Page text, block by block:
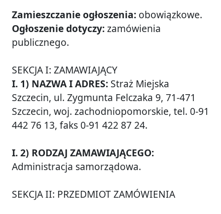
Zamieszczanie ogłoszenia: obowiązkowe.
Ogłoszenie dotyczy:zamówienia
publicznego.
SEKCJA I: ZAMAWIAJĄCY
I. 1) NAZWA I ADRES: Straż Miejska
Szczecin, ul. Zygmunta Felczaka 9, 71-471
Szczecin, woj. zachodniopomorskie, tel. 0-91
442 76 13, faks 0-91 422 87 24.
I. 2) RODZAJ ZAMAWIAJĄCEGO:
Administracja samorządowa.
SEKCJA II: PRZEDMIOT ZAMÓWIENIA